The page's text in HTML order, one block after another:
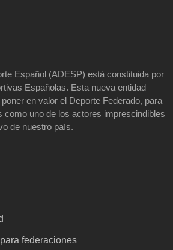
Español (ADESP) está constituida por
Españolas. Esta nueva entidad
en valor el Deporte Federado, para
como uno de los actores imprescindibles
de nuestro país.
federaciones